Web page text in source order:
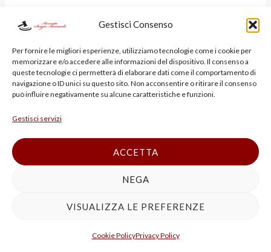
Gestisci Consenso
Per fornire le migliori esperienze, utilizziamo tecnologie come i cookie per
memorizzare e/o accedere alle informazioni del dispositivo. Il consenso a
queste tecnologie ci permetterà di elaborare dati come il comportamento di
navigazione o ID unici su questo sito. Non acconsentire o ritirare il consenso
può influire negativamente su alcune caratteristiche e funzioni.
Gestisci servizi
ACCETTA
NEGA
VISUALIZZA LE PREFERENZE
Cookie PolicyPrivacy Policy
posto la corte
ritiene che la
qualifica di
promotore
finanziario non